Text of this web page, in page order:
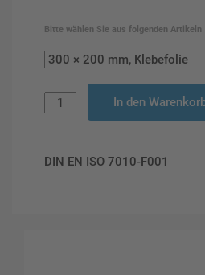
Bitte wählen Sie aus folgenden Artikeln
In den
DIN EN ISO 7010-F001